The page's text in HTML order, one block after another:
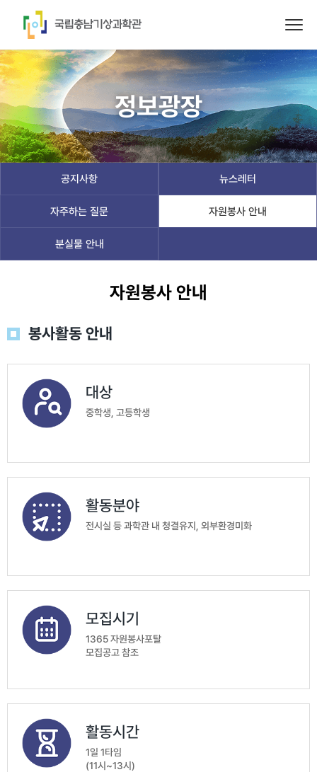
정보광장
공지사항 뉴스레터
자주하는 질문 자원봉사 안내
분실물 안내
자원봉사 안내
봉사활동 안내
대상
중학생, 고등학생
활동분야
전시실 등 과학관 내 청결유지, 외부환경미화
모집시기
1365 자원봉사포탈
모집공고 참조
활동시간
1일 1타임
(11시~13시)